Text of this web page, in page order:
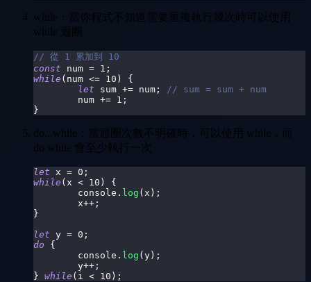
while：當你程式不知道需要重複執行幾次時可以使用
while 迴圈
// 從 1 累加到 10
const num = 1 ;
while ( num <= 10 )
{
let sum += num ;
// sum = sum + num
	num
+= 1 ;
}
do...while：當迴圈次數不明確時，可以使用 while，而
do while 會至少執行一次
let x = 0 ;
while ( x < 10 )
{
console . log ( x ) ;
	x
++ ;
}
let y = 0 ;
do
{
console . log ( y ) ;
	y
++ ;
} while ( i < 10 ) ;